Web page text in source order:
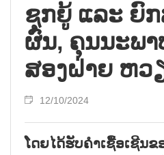
ຊຸກ​ຍູ້ ແລະ ຍົ
ຜົນ, ຄຸນ​ນະ​ພ
ສອ​ງ​ຝ່າຍ ຫວ
12/10/2024
ໂດຍໄດ້ຮັບຄຳເຊື້ອເຊີນຂ